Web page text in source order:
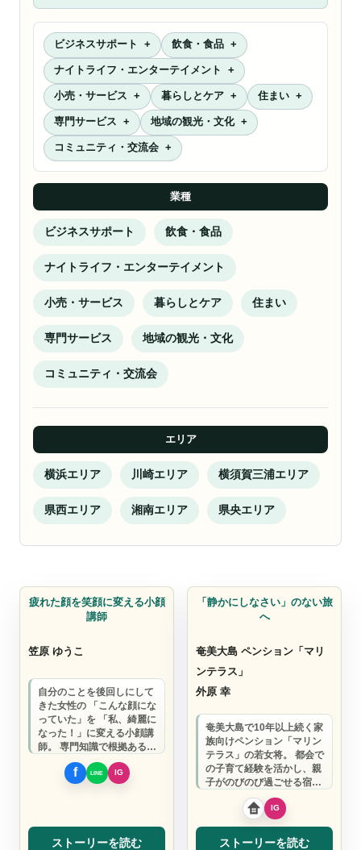
ビジネスサポート 飲食・食品
ナイトライフ・エンターテイメント
小売・サービス 暮らしとケア 住まい
専門サービス 地域の観光・文化
コミュニティ・交流会
業種
ビジネスサポート 飲食・食品
ナイトライフ・エンターテイメント
小売・サービス 暮らしとケア 住まい
専門サービス 地域の観光・文化
コミュニティ・交流会
エリア
横浜エリア 川崎エリア 横須賀三浦エリア
県西エリア 湘南エリア 県央エリア
疲れた顔を笑顔に変える小顔
講師
笠原 ゆうこ
自分のことを後回しにして
きた女性の 「こんな顔にな
っていた」を 「私、綺麗に
なった！」に変える小顔講
師。 専門知識で根拠あるセ
ルフケアをお伝えします。
ストーリーを読む
「静かにしなさい」のない旅
へ
奄美大島 ペンション「マリ
ンテラス」
外原 幸
奄美大島で10年以上続く家
族向けペンション「マリン
テラス」の若女将。 都会で
の子育て経験を活かし、親
子がのびのび過ごせる宿づ
くりに取り組んでいます。
ストーリーを読む